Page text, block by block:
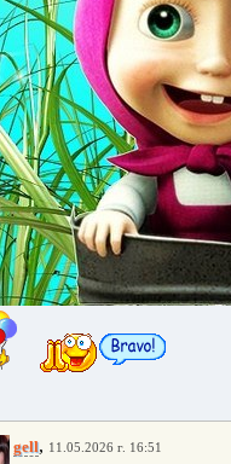
gell, 11.05.2026 г. 16:51